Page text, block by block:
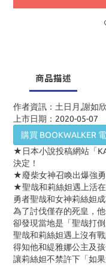
商品描述
作者資訊：土日月,謝如
上市日期：2020-05-07
購買 BOOKWALKER
★日本小說投稿網站「
決定！
★廢柴女神召喚出爆強勇
★聖哉和莉絲妲遇上活
勇者聖哉和女神莉絲妲
為了討伐僅存的死皇，
卻發現當地是「聖哉打
聖哉和莉絲妲遇上沒有
得知他和緹雅娜公主及
讓莉絲妲不禁許下「如